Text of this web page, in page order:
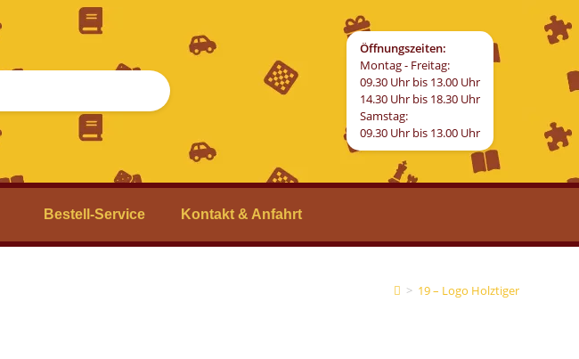
Öffnungszeiten:
Montag - Freitag:
09.30 Uhr bis 13.00 Uhr
14.30 Uhr bis 18.30 Uhr
Samstag:
09.30 Uhr bis 13.00 Uhr
Bestell-Service Kontakt & Anfahrt
> 19 – Logo Holztiger